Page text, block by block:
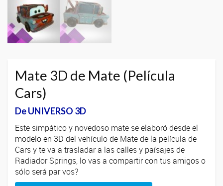
Mate 3D de Mate (Película
Cars)
De UNIVERSO 3D
Este simpático y novedoso mate se elaboró desde el
modelo en 3D del vehículo de Mate de la película de
Cars y te va a trasladar a las calles y paísajes de
Radiador Springs, lo vas a compartir con tus amigos o
sólo será par vos?